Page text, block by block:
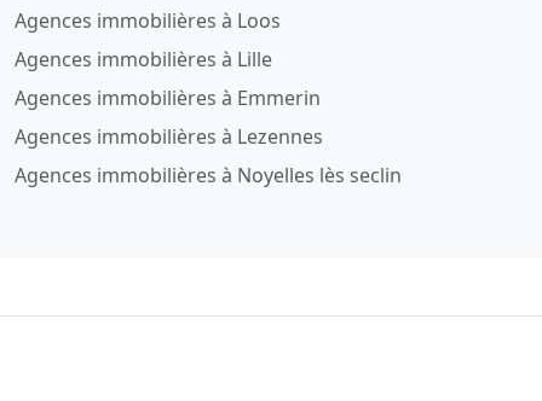
Agences immobilières à Loos
Agences immobilières à Lille
Agences immobilières à Emmerin
Agences immobilières à Lezennes
Agences immobilières à Noyelles lès seclin